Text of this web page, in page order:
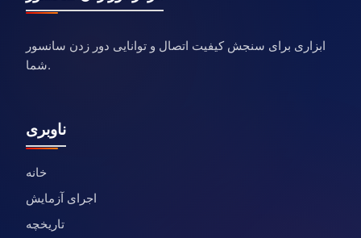
ابزاری برای سنجش کیفیت اتصال و توانایی دور زدن سانسور
شما.
ناوبری
خانه
اجرای آزمایش
تاریخچه